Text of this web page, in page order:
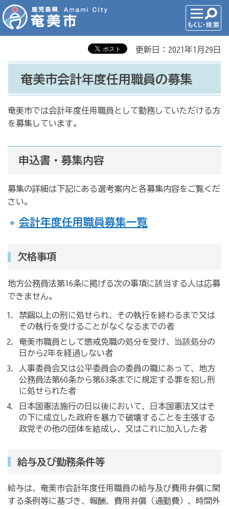
更新日：2021年1月29日
奄美市会計年度任用職員の募集
奄美市では会計年度任用職員として勤務していただける方
を募集しています。
申込書・募集内容
募集の詳細は下記にある選考案内と各募集内容をご覧くだ
さい。
会計年度任用職員募集一覧
欠格事項
地方公務員法第16条に掲げる次の事項に該当する人は応募
できません。
禁錮以上の刑に処せられ、その執行を終わるまで又は
その執行を受けることがなくなるまでの者
奄美市職員として懲戒免職の処分を受け、当該処分の
日から2年を経過しない者
人事委員会又は公平委員会の委員の職にあって、地方
公務員法第60条から第63条までに規定する罪を犯し刑
に処せられた者
日本国憲法施行の日以後において、日本国憲法又はそ
の下に成立した政府を暴力で破壊することを主張する
政党その他の団体を結成し、又はこれに加入した者
給与及び勤務条件等
給与は、奄美市会計年度任用職員の給与及び費用弁償に関
する条例等に基づき、報酬、費用弁償（通勤費）、時間外